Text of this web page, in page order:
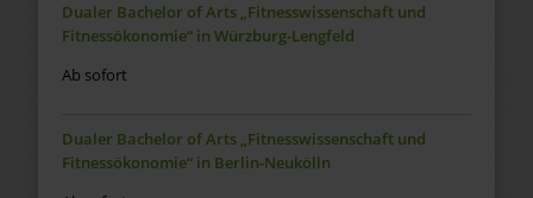
Dualer Bachelor of Arts „Fitnesswissenschaft und
Fitnessökonomie“ in Würzburg-Lengfeld
Ab sofort
Dualer Bachelor of Arts „Fitnesswissenschaft und
Fitnessökonomie“ in Berlin-Neukölln